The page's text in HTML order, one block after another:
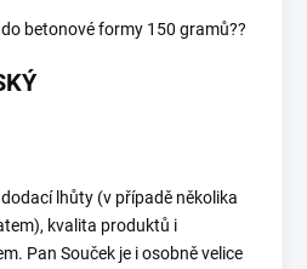
betonové formy 150 gramů??
lhůty (v případě několika
kvalita produktů i
Pan Souček je i osobně velice